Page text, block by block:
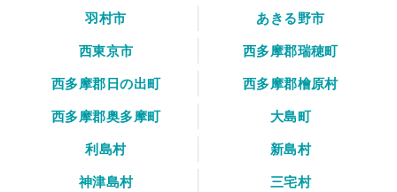
羽村市
あきる野市
西東京市
西多摩郡瑞穂町
西多摩郡日の出町
西多摩郡檜原村
西多摩郡奥多摩町
大島町
利島村
新島村
神津島村
三宅村